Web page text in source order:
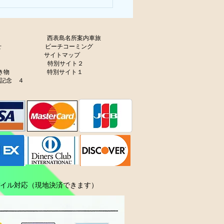
西表島名所案内車旅
ビーチコーミング
サイトマップ
特別サイト２
き物
特別サイト１
記念 ４
対応（現地決済できます）